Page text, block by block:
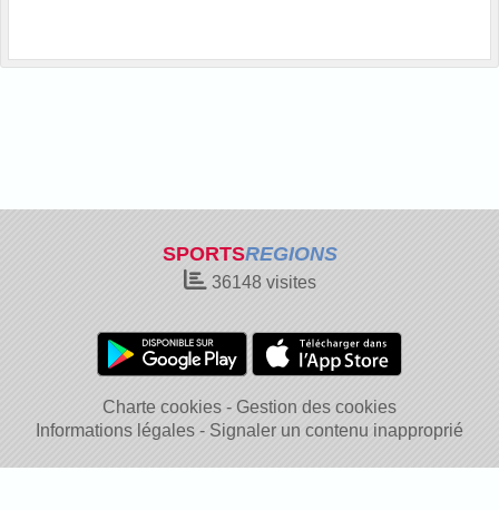
SPORTSREGIONS
36148visites
Charte cookies
Gestion des cookies
Informations légales
Signaler un contenu inapproprié